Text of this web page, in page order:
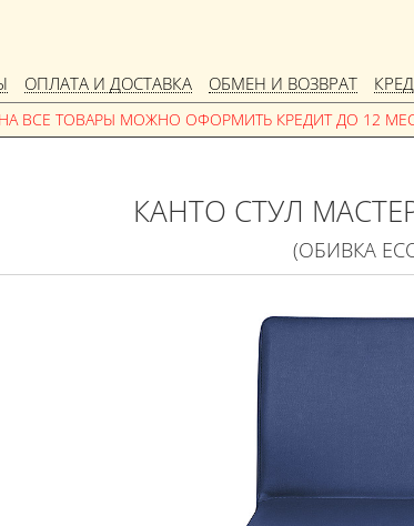
ОПЛАТА И ДОСТАВКА ОБМЕН И ВОЗВРАТ
КАНТО СТУЛ
(ОБИВКА